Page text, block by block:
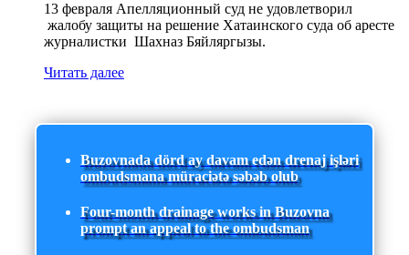
13 февраля Апелляционный суд не удовлетворил
жалобу защиты на решение Хатаинского суда об аресте
журналистки Шахназ Бяйляргызы.
Читать далее
Buzovnada dörd ay davam edən drenaj işləri
ombudsmana müraciətə səbəb olub
Four-month drainage works in Buzovna
prompt an appeal to the ombudsman